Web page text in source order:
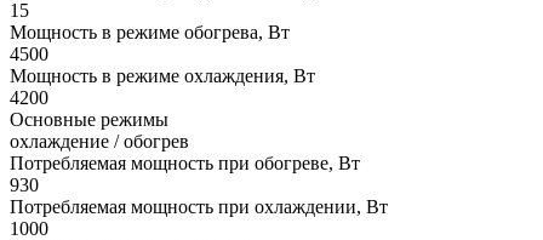
15
Мощность в режиме обогрева, Вт
4500
Мощность в режиме охлаждения, Вт
4200
Основные режимы
охлаждение / обогрев
Потребляемая мощность при обогреве, Вт
930
Потребляемая мощность при охлаждении, Вт
1000